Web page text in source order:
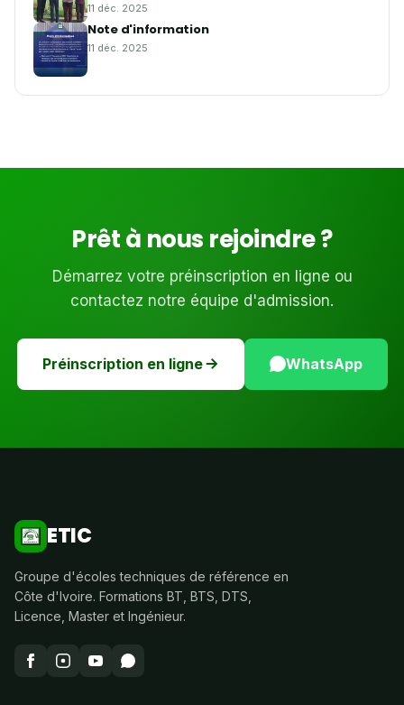
11 déc. 2025
Note d'information
11 déc. 2025
Prêt à nous rejoindre ?
Démarrez votre préinscription en ligne ou
contactez notre équipe d'admission.
Préinscription en ligne WhatsApp
ETIC
Groupe d'écoles techniques de référence en
Côte d'Ivoire. Formations BT, BTS, DTS,
Licence, Master et Ingénieur.